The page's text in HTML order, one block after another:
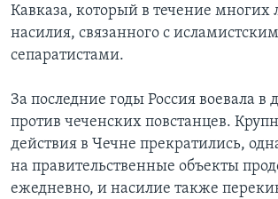
Кавказа, который в течение многих
насилия, связанного с
сепаратистами.
За последние годы Россия воевала в
против чеченских повстанцев.
действия в Чечне прекратились,
на правительственные объекты
ежедневно, и насилие также